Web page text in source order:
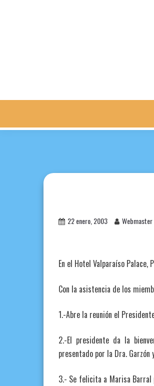
22 enero, 2003 Webmaster
En el Hotel Valparaíso
Con la asistencia de los
1.-Abre la reunión el
2.-El presidente da la
presentado por la Dra.
3.- Se felicita a Marisa Barral